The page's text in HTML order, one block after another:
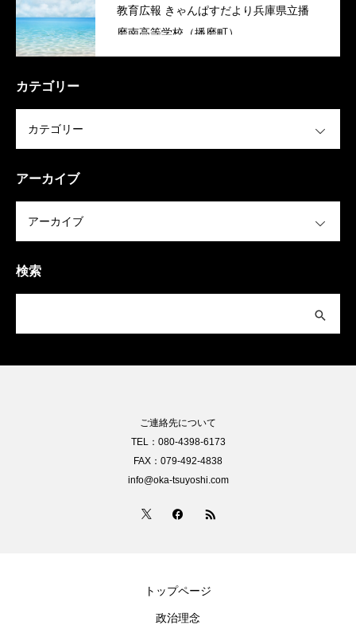
教育広報 きゃんぱすだより兵庫県立播
磨南高等学校（播磨町）
カテゴリー
アーカイブ
検索
ご連絡先について
TEL：080-4398-6173
FAX：079-492-4838
info@oka-tsuyoshi.com
トップページ
政治理念